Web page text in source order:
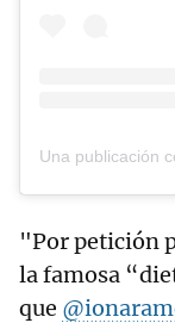
"Por petición
la famosa
que